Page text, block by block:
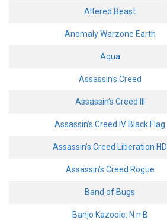
Altered Beast
Anomaly Warzone Earth
Aqua
Assassin’s Creed
Assassin’s Creed III
Assassin’s Creed IV Black Flag
Assassin’s Creed Liberation HD
Assassin’s Creed Rogue
Band of Bugs
Banjo Kazooie: N n B